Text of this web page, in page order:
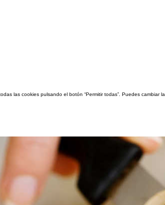
las cookies pulsando el botón “Permitir todas”. Puedes cambiar la